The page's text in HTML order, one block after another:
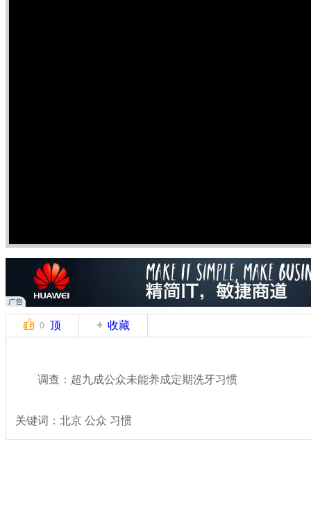
0 顶 收藏
调查：超九成公众未能养成定期洗牙习惯
关键词：北京 公众 习惯